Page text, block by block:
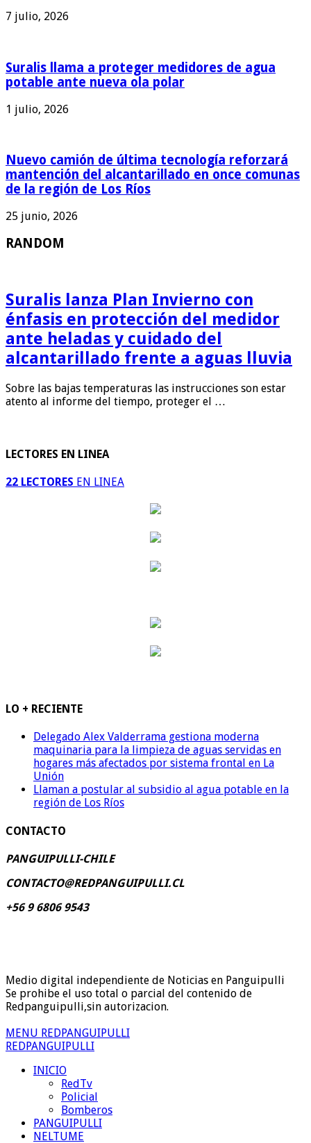
7 julio, 2026
Suralis llama a proteger medidores de agua
potable ante nueva ola polar
1 julio, 2026
Nuevo camión de última tecnología reforzará
mantención del alcantarillado en once comunas
de la región de Los Ríos
25 junio, 2026
RANDOM
Suralis lanza Plan Invierno con
énfasis en protección del medidor
ante heladas y cuidado del
alcantarillado frente a aguas lluvia
Sobre las bajas temperaturas las instrucciones son estar
atento al informe del tiempo, proteger el …
LECTORES EN LINEA
22 LECTORES EN LINEA
LO + RECIENTE
Delegado Alex Valderrama gestiona moderna
maquinaria para la limpieza de aguas servidas en
hogares más afectados por sistema frontal en La
Unión
Llaman a postular al subsidio al agua potable en la
región de Los Ríos
CONTACTO
PANGUIPULLI-CHILE
CONTACTO@REDPANGUIPULLI.CL
+56 9 6806 9543
Medio digital independiente de Noticias en Panguipulli
Se prohibe el uso total o parcial del contenido de
Redpanguipulli,sin autorizacion.
MENU REDPANGUIPULLI
REDPANGUIPULLI
INICIO
RedTv
Policial
Bomberos
PANGUIPULLI
NELTUME